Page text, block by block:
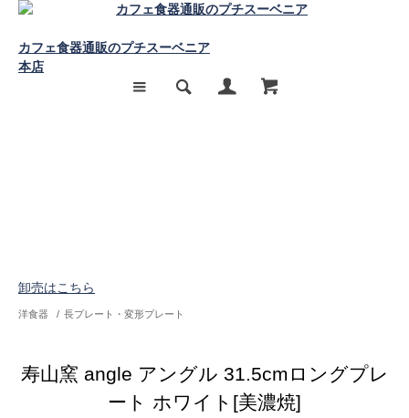
カフェ食器通販のプチスーベニア
本店
卸売はこちら
洋食器 / 長プレート・変形プレート
寿山窯 angle アングル 31.5cmロングプレ
ート ホワイト[美濃焼]